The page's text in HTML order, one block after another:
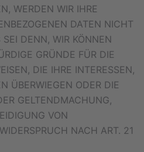
WERDEN WIR IHRE
DATEN NICHT
DENN, WIR KÖNNEN
GRÜNDE FÜR DIE
DIE IHRE INTERESSEN,
ÜBERWIEGEN ODER DIE
GELTENDMACHUNG,
VON
NACH ART. 21